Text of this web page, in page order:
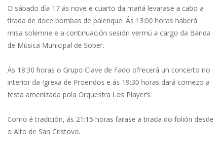
O sábado día 17 ás nove e cuarto da mañá levarase a cabo a
tirada de doce bombas de palenque. Ás 13:00 horas haberá
misa solemne e a continuación sesión vermú a cargo da Banda
de Música Municipal de Sober.
Ás 18:30 horas o Grupo Clave de Fado ofrecerá un concerto no
interior da Igrexa de Proendos e ás 19:30 horas dará comezo a
festa amenizada pola Orquestra Los Player’s.
Como é tradición, ás 21:15 horas farase a tirada do folión desde
o Alto de San Cristovo.